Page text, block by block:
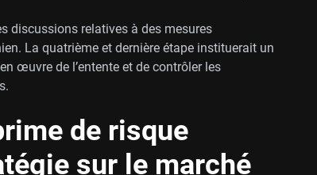
discussions relatives à des mesures
La quatrième et dernière étape instituerait un
œuvre de l’entente et de contrôler les
de risque
sur le marché